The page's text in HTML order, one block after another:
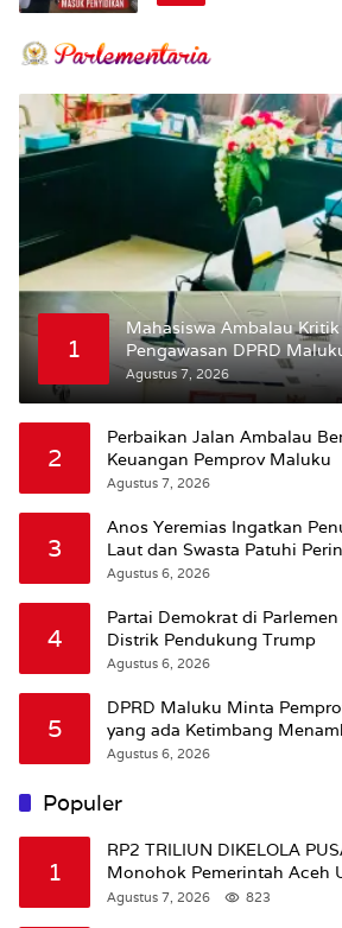
1
Mahasiswa Ambalau
Pengawasan DPRD
Bursel Terhadap Proses
Agustus 7, 2026
2
Perbaikan Jalan Ambalau
Keuangan Pemprov Maluku
Agustus 7, 2026
3
Anos Yeremias Ingatkan
Laut dan Swasta Patuhi
Agustus 6, 2026
4
Partai Demokrat di
Distrik Pendukung Trump
Agustus 6, 2026
5
DPRD Maluku Minta
yang ada Ketimbang
Agustus 6, 2026
Populer
1
RP2 TRILIUN DIKELOLA
Monohok Pemerintah Aceh
Amran Soal Dana Pertanian
Agustus 7, 2026 823